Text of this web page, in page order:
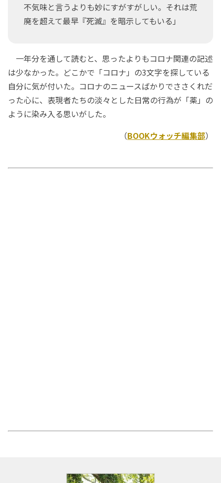
不気味と言うよりも妙にすがすがしい。それは荒
廃を超えて最早『死滅』を暗示してもいる」
一年分を通して読むと、思ったよりもコロナ関連の記述
は少なかった。どこかで「コロナ」の3文字を探している
自分に気が付いた。コロナのニュースばかりでささくれだ
った心に、表現者たちの淡々とした日常の行為が「薬」の
ように染み入る思いがした。
（BOOKウォッチ編集部）